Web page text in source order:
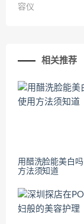
容仪
相关推荐
用醋洗脸能美白
方法须知道